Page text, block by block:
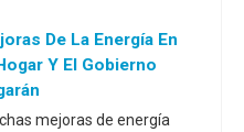
De La Energía En
Y El Gobierno
mejoras de energía